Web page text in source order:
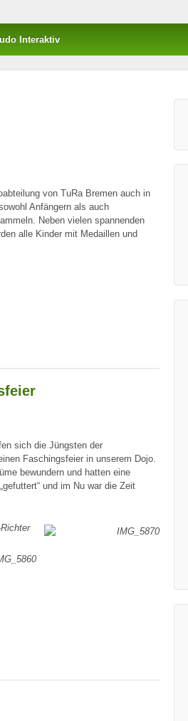
Interaktiv
von TuRa Bremen auch in
Anfängern als auch
Neben vielen spannenden
alle Kinder mit Medaillen und
sich die Jüngsten der
Faschingsfeier in unserem Dojo.
bewundern und hatten eine
und im Nu war die Zeit
Richter